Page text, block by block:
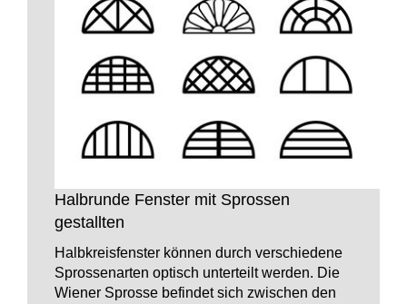
Halbrunde Fenster mit Sprossen
gestallten
Halbkreisfenster können durch verschiedene
Sprossenarten optisch unterteilt werden. Die
Wiener Sprosse befindet sich zwischen den